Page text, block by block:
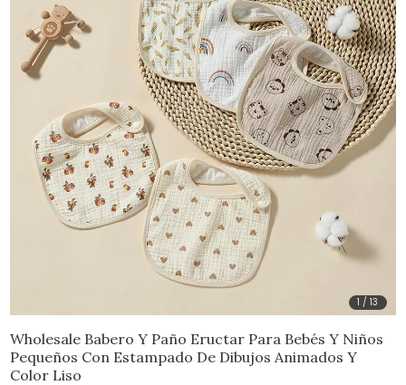
1 /13
Wholesale Babero Y Paño Eructar Para Bebés Y Niños
Pequeños Con Estampado De Dibujos Animados Y
Color Liso